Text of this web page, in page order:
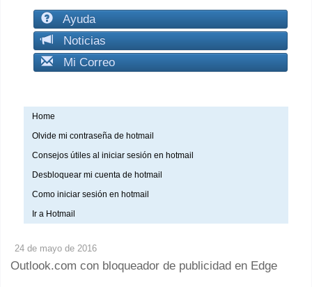
Ayuda
Noticias
Mi Correo
Home
Olvide mi contraseña de hotmail
Consejos útiles al iniciar sesión en hotmail
Desbloquear mi cuenta de hotmail
Como iniciar sesión en hotmail
Ir a Hotmail
24 de mayo de 2016
Outlook.com con bloqueador de publicidad en Edge